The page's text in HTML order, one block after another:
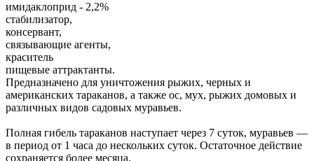
имидаклоприд - 2,2%
стабилизатор,
консервант,
связывающие агенты,
краситель
пищевые аттрактанты.
Предназначено для уничтожения рыжих, черных и
американских тараканов, а также ос, мух, рыжих домовых и
различных видов садовых муравьев.
Полная гибель тараканов наступает через 7 суток, муравьев —
в период от 1 часа до нескольких суток. Остаточное действие
сохраняется более месяца.